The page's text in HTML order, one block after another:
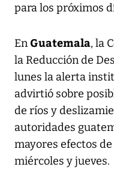
para los próximos
En Guatemala, la
la Reducción de
lunes la alerta
advirtió sobre
de ríos y
autoridades
mayores efectos
miércoles y jueves.